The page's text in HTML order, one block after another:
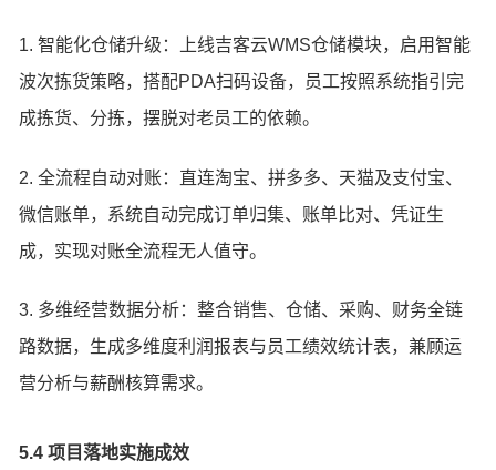
1. 智能化仓储升级：上线吉客云WMS仓储模块，启用智能
波次拣货策略，搭配PDA扫码设备，员工按照系统指引完
成拣货、分拣，摆脱对老员工的依赖。
2. 全流程自动对账：直连淘宝、拼多多、天猫及支付宝、
微信账单，系统自动完成订单归集、账单比对、凭证生
成，实现对账全流程无人值守。
3. 多维经营数据分析：整合销售、仓储、采购、财务全链
路数据，生成多维度利润报表与员工绩效统计表，兼顾运
营分析与薪酬核算需求。
5.4 项目落地实施成效